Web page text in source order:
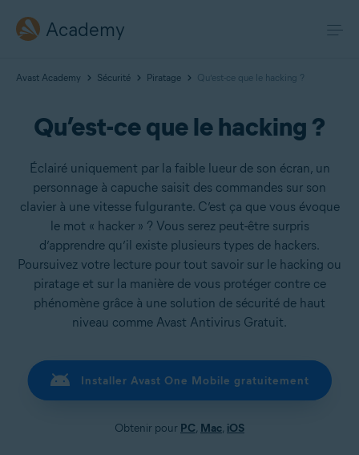
Academy
Avast Academy Sécurité Piratage Qu’est-ce que le hacking ?
Qu’est-ce que le hacking ?
Éclairé uniquement par la faible lueur de son écran, un
personnage à capuche saisit des commandes sur son
clavier à une vitesse fulgurante. C’est ça que vous évoque
le mot « hacker » ? Vous serez peut-être surpris
d’apprendre qu’il existe plusieurs types de hackers.
Poursuivez votre lecture pour tout savoir sur le hacking ou
piratage et sur la manière de vous protéger contre ce
phénomène grâce à une solution de sécurité de haut
niveau comme Avast Antivirus Gratuit.
Installer Avast One Mobile gratuitement
Obtenir pour PC, Mac, iOS